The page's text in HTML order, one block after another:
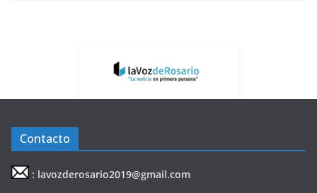
Contacto
: lavozderosario2019@gmail.com